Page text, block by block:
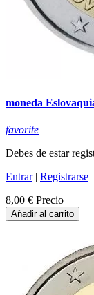
moneda
favorite
Debes de estar
Entrar| Registrarse
8,00 € Precio
Añadir al carrito